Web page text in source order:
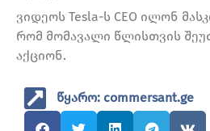
ვიდეოს Tesla-ს CEO ილონ
რომ მომავალი წლისთვის
აქციონ.
წყარო: commersant.ge